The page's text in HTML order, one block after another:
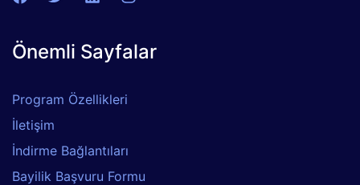
Önemli Sayfalar
Program Özellikleri
İletişim
İndirme Bağlantıları
Bayilik Başvuru Formu